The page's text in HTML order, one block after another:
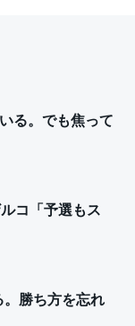
る。でも焦って
コ「予選もス
。勝ち方を忘れ